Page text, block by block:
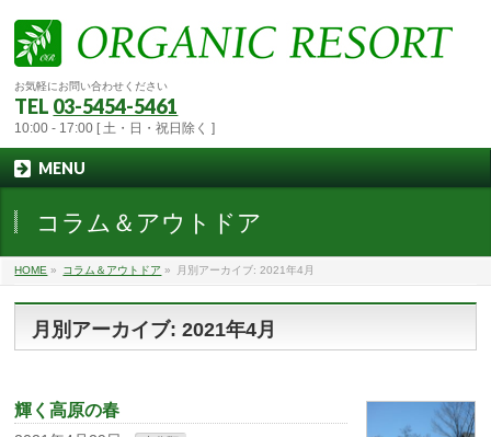
お気軽にお問い合わせください
TEL 03-5454-5461
10:00 - 17:00 [ 土・日・祝日除く ]
MENU
コラム＆アウトドア
HOME » コラム＆アウトドア » 月別アーカイブ: 2021年4月
月別アーカイブ: 2021年4月
輝く高原の春